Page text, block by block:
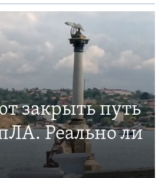
закрыть путь
Реально ли